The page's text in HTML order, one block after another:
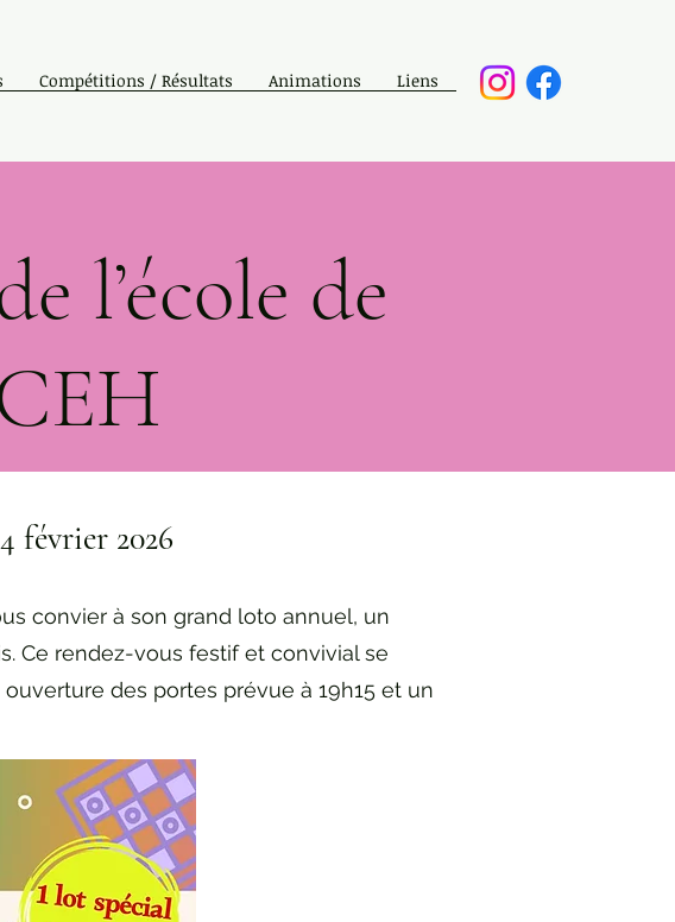
Compétitions / Résultats Animations Liens
l’école de
février 2026
convier à son grand loto annuel, un
Ce rendez-vous festif et convivial se
ouverture des portes prévue à 19h15 et un